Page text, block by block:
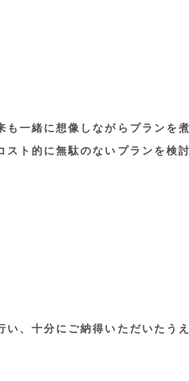
一緒に想像しながらプランを
ト的に無駄のないプランを検
、十分にご納得いただいたう